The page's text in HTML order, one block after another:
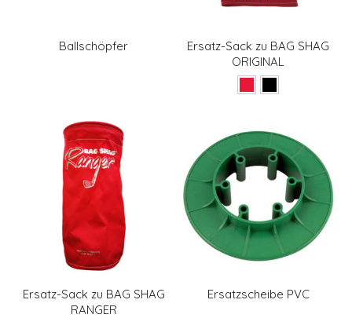
Ballschöpfer
Ersatz-Sack zu BAG SHAG
ORIGINAL
Ersatz-Sack zu BAG SHAG
RANGER
Ersatzscheibe PVC